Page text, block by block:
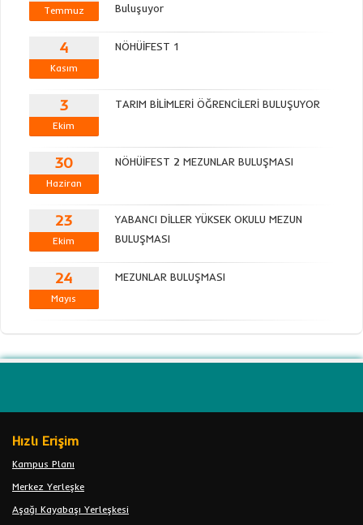
Temmuz
Buluşuyor
4
Kasım
NÖHÜİFEST 1
3
Ekim
TARIM BİLİMLERİ ÖĞRENCİLERİ BULUŞUYOR
30
Haziran
NÖHÜİFEST 2 MEZUNLAR BULUŞMASI
23
Ekim
YABANCI DİLLER YÜKSEK OKULU MEZUN
BULUŞMASI
24
Mayıs
MEZUNLAR BULUŞMASI
Hızlı Erişim
Kampus Planı
Merkez Yerleşke
Aşağı Kayabaşı Yerleşkesi